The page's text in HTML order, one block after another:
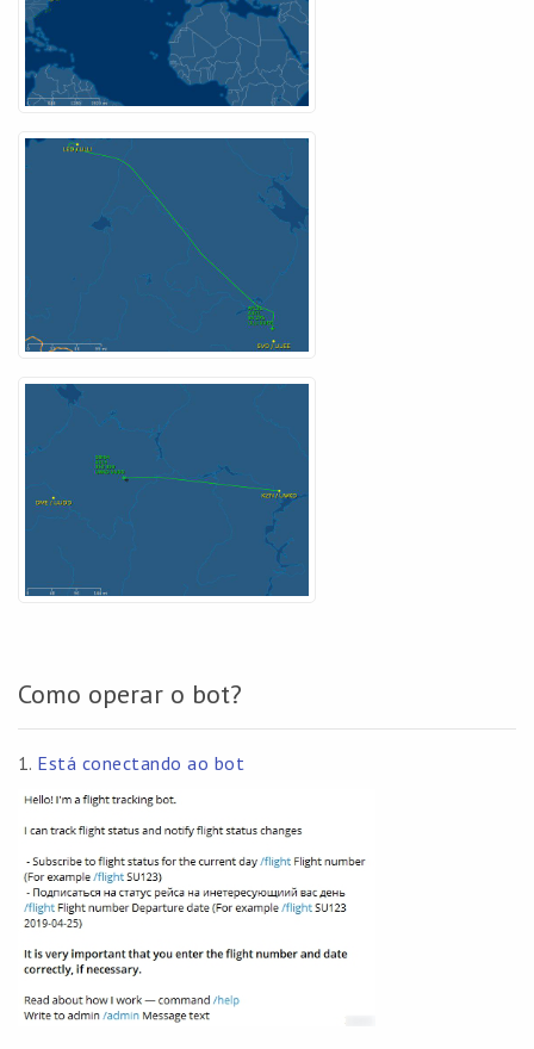
Como operar o bot?
1. Está conectando ao bot